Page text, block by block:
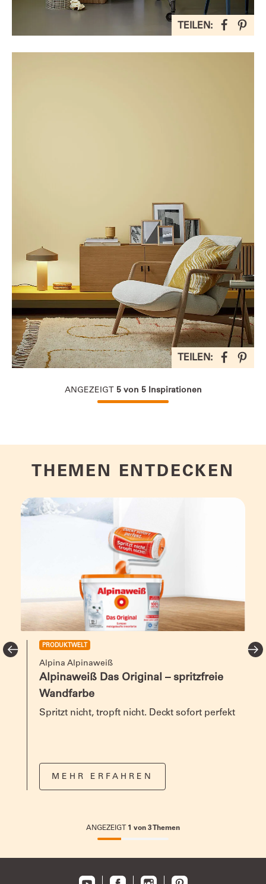
TEILEN:
TEILEN:
ANGEZEIGT 5von 5Inspirationen
THEMEN ENTDECKEN
PRODUKTWELT
Alpina Alpinaweiß
Alpinaweiß Das Original – spritzfreie
Wandfarbe
Spritzt nicht, tropft nicht. Deckt sofort perfekt
MEHR ERFAHREN
ANGEZEIGT 1 von 3Themen
33.33333333333333%